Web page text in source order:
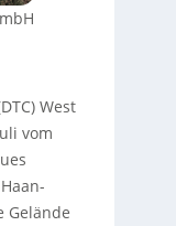
West
vom
Gelände